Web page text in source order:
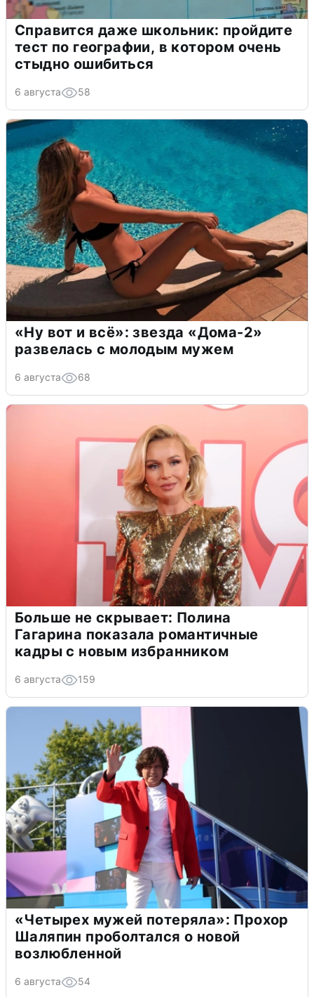
Справится даже школьник: пройдите
тест по географии, в котором очень
стыдно ошибиться
6 августа 58
«Ну вот и всё»: звезда «Дома-2»
развелась с молодым мужем
6 августа 68
Больше не скрывает: Полина
Гагарина показала романтичные
кадры с новым избранником
6 августа 159
«Четырех мужей потеряла»: Прохор
Шаляпин проболтался о новой
возлюбленной
6 августа 54